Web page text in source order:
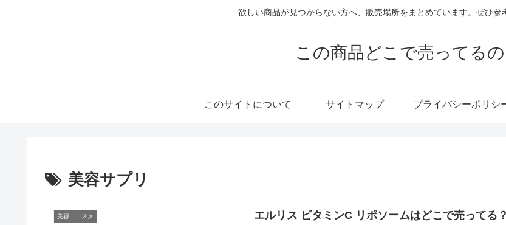
欲しい商品が見つからない方へ、販売場所をまとめています。ぜひ参
この商品どこで売ってるの
このサイトについて サイトマップ プライバシーポリシ
美容サプリ
美容・コスメ
エルリス ビタミンC リポソームはどこで売ってる